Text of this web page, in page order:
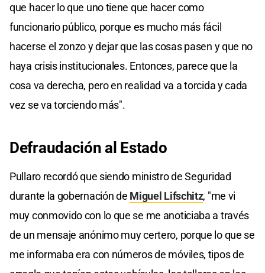
que hacer lo que uno tiene que hacer como
funcionario público, porque es mucho más fácil
hacerse el zonzo y dejar que las cosas pasen y que no
haya crisis institucionales. Entonces, parece que la
cosa va derecha, pero en realidad va a torcida y cada
vez se va torciendo más".
Defraudación al Estado
Pullaro recordó que siendo ministro de Seguridad
durante la gobernación de Miguel Lifschitz, "me vi
muy conmovido con lo que se me anoticiaba a través
de un mensaje anónimo muy certero, porque lo que se
me informaba era con números de móviles, tipos de